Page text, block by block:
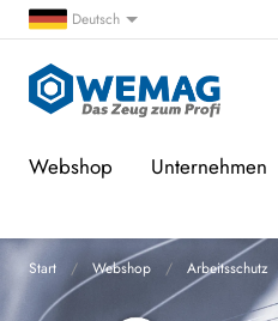
Deutsch
Webshop Unternehmen
Start Webshop Arbeitsschutz